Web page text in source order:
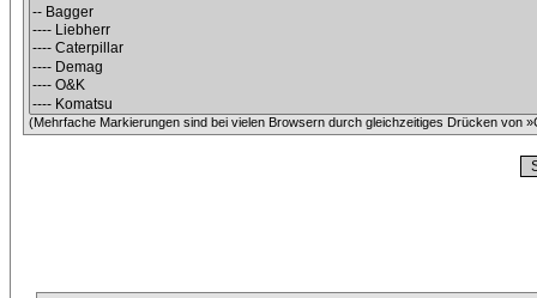
(Mehrfache Markierungen sind bei vielen Browsern durch gleichzeitiges Drücken von